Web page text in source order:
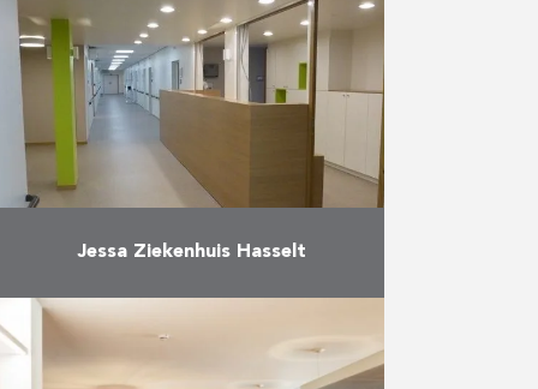
pediatrie)
Meer
Jessa Ziekenhuis Hasselt
Verbouwing van de afdeling
psychogeriatrie